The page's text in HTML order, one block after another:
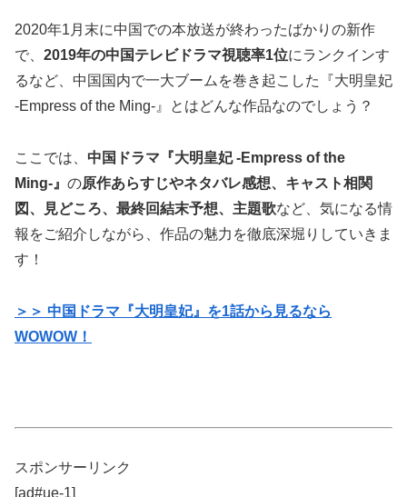
2020年1月末に中国での本放送が終わったばかりの新作
で、 2019年の中国テレビドラマ視聴率1位にランクインす
るなど、中国国内で一大ブームを巻き起こした『大明皇妃
-Empress of the Ming-』とはどんな作品なのでしょう？
ここでは、 中国ドラマ『大明皇妃 -Empress of the
Ming-』 の原作あらすじやネタバレ感想、キャスト相関
図、見どころ、最終回結末予想、主題歌など、気になる情
報をご紹介しながら、作品の魅力を徹底深堀りしていきま
す！
＞＞ 中国ドラマ『大明皇妃』を1話から見るなら
WOWOW！
スポンサーリンク
[ad#ue-1]